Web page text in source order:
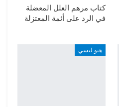
كتاب مرهم العلل المعضلة
في الرد على أئمة المعتزلة
هيو ليسي